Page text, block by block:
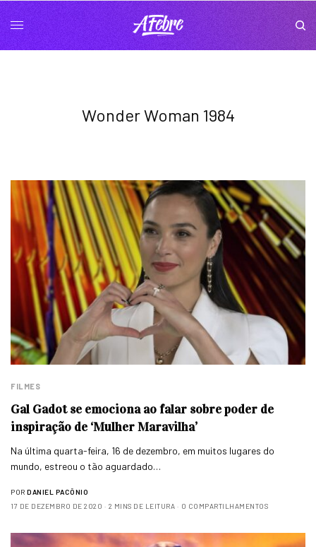
Wonder Woman 1984
FILMES
Gal Gadot se emociona ao falar sobre poder de
inspiração de ‘Mulher Maravilha’
Na última quarta-feira, 16 de dezembro, em muitos lugares do
mundo, estreou o tão aguardado…
POR DANIEL PACÔNIO
17 DE DEZEMBRO DE 2020
2 MINS DE LEITURA 0 COMPARTILHAMENTOS